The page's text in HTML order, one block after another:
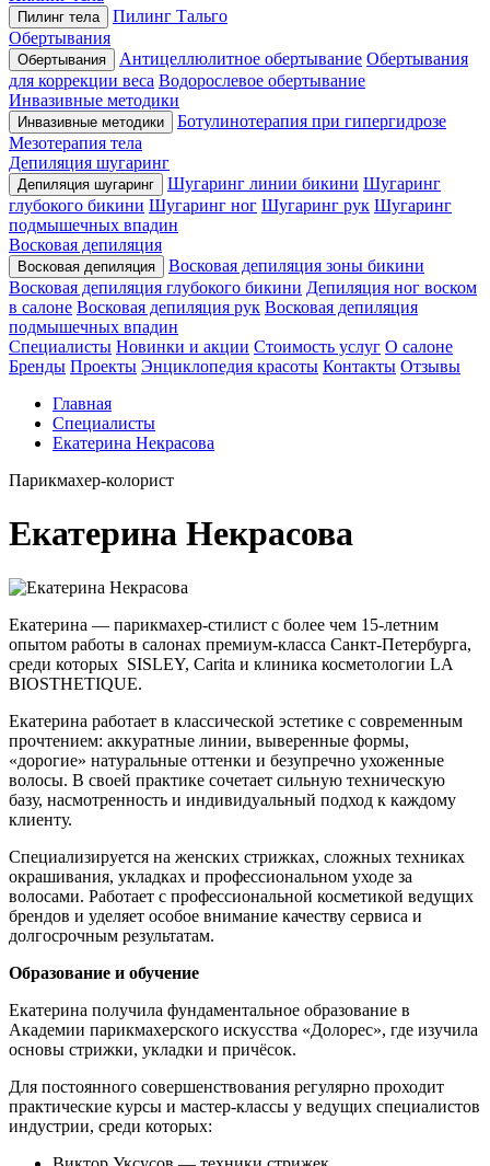
Пилинг тела
Пилинг Тальго
Обертывания
Обертывания Антицеллюлитное обертывание Обертывания
для коррекции веса Водорослевое обертывание
Инвазивные методики
Инвазивные методики
Ботулинотерапия при гипергидрозе
Мезотерапия тела
Депиляция шугаринг
Депиляция шугаринг Шугаринг линии бикини Шугаринг
глубокого бикини Шугаринг ног Шугаринг рук Шугаринг
подмышечных впадин
Восковая депиляция
Восковая депиляция
Восковая депиляция зоны бикини
Восковая депиляция глубокого бикини Депиляция ног воском
в салоне Восковая депиляция рук Восковая депиляция
подмышечных впадин
Специалисты Новинки и акции Стоимость услуг О салоне
Бренды Проекты Энциклопедия красоты Контакты Отзывы
Главная
Специалисты
Екатерина Некрасова
Парикмахер-колорист
Екатерина Некрасова
Екатерина — парикмахер-стилист с более чем 15-летним
опытом работы в салонах премиум-класса Санкт-Петербурга,
среди которых SISLEY, Carita и клиника косметологии LA
BIOSTHETIQUE.
Екатерина работает в классической эстетике с современным
прочтением: аккуратные линии, выверенные формы,
«дорогие» натуральные оттенки и безупречно ухоженные
волосы. В своей практике сочетает сильную техническую
базу, насмотренность и индивидуальный подход к каждому
клиенту.
Специализируется на женских стрижках, сложных техниках
окрашивания, укладках и профессиональном уходе за
волосами. Работает с профессиональной косметикой ведущих
брендов и уделяет особое внимание качеству сервиса и
долгосрочным результатам.
Образование и обучение
Екатерина получила фундаментальное образование в
Академии парикмахерского искусства «Долорес», где изучила
основы стрижки, укладки и причёсок.
Для постоянного совершенствования регулярно проходит
практические курсы и мастер-классы у ведущих специалистов
индустрии, среди которых: